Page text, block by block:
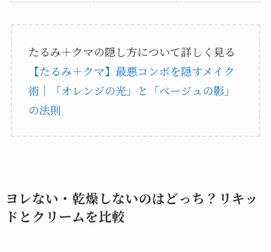
たるみ＋クマの隠し方について詳しく見る
【たるみ＋クマ】最悪コンボを隠すメイク
術｜「オレンジの光」と「ベージュの影」
の法則
ヨレない・乾燥しないのはどっち？リキッ
ドとクリームを比較